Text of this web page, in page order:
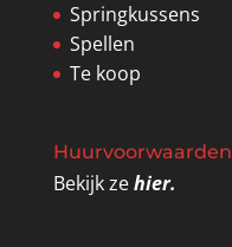
Springkussens
Spellen
Te koop
Huurvoorwaarden
Bekijk zehier.